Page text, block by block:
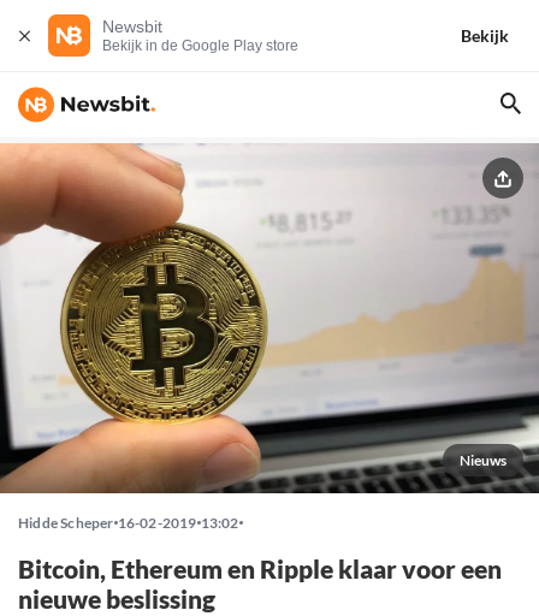
Newsbit
Bekijk in de Google Play store
Bekijk
Nieuws
Hidde Scheper 16-02-2019 13:02
Bitcoin, Ethereum en Ripple klaar voor een
nieuwe beslissing